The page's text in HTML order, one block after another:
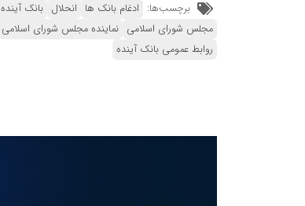
برچسب‌ها: ادغام بانک ها انحلال بانک آینده
مجلس شورای اسلامی نماینده مجلس شورای اسلامی
روابط عمومی بانک آینده